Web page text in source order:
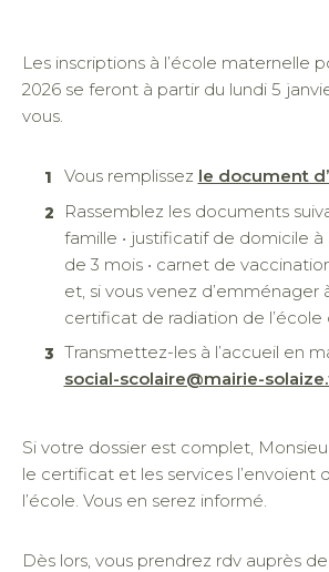
Les inscriptions à l’école maternelle
2026 se feront à partir du lundi 5
vous.
Vous remplissez le document
Rassemblez les documents
famille • justificatif de domicile
de 3 mois • carnet de
et, si vous venez d’emménager
certificat de radiation de
Transmettez-les à l’accueil en
social-scolaire@mairie-
Si votre dossier est complet,
le certificat et les services l’envoient
l’école. Vous en serez informé.
Dès lors, vous prendrez rdv auprès